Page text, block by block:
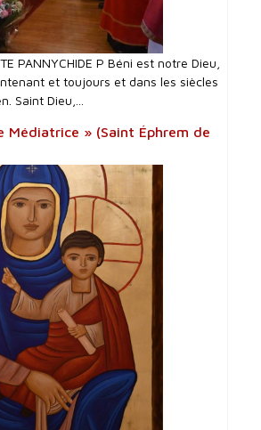
PANNYCHIDE P Béni est notre Dieu,
et toujours et dans les siècles
Saint Dieu,...
Médiatrice » (Saint Éphrem de